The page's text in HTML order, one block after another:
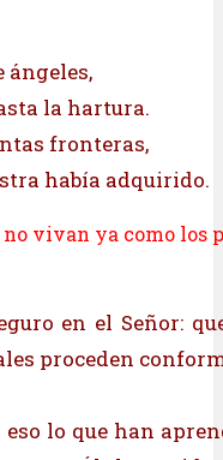
ángeles,
la hartura.
fronteras,
había adquirido.
no vivan ya como los
en el Señor:
proceden
eso lo que han